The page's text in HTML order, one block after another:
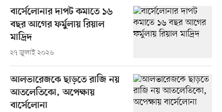
বার্সেলোনার দাপট কমাতে ১৬
বছর আগের ফর্মুলায় রিয়াল
মাদ্রিদ
২৭ জুলাই ২০২৬
আলভারেজকে ছাড়তে রাজি নয়
আতলেতিকো, অপেক্ষায়
বার্সেলোনা